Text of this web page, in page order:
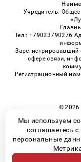
Учредитель:
Тел.: +79023790276
Зарегистрировавший
сфере связи,
Регистрационный
© 2026
Мы используем
соглашаетесь
персональные